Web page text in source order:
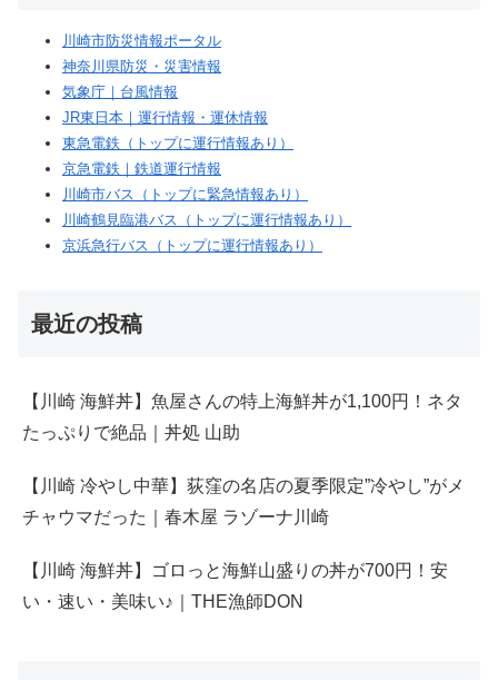
川崎市防災情報ポータル
神奈川県防災・災害情報
気象庁｜台風情報
JR東日本｜運行情報・運休情報
東急電鉄（トップに運行情報あり）
京急電鉄｜鉄道運行情報
川崎市バス（トップに緊急情報あり）
川崎鶴見臨港バス（トップに運行情報あり）
京浜急行バス（トップに運行情報あり）
最近の投稿
【川崎 海鮮丼】魚屋さんの特上海鮮丼が1,100円！ネタ
たっぷりで絶品｜丼処 山助
【川崎 冷やし中華】荻窪の名店の夏季限定”冷やし”がメ
チャウマだった｜春木屋 ラゾーナ川崎
【川崎 海鮮丼】ゴロっと海鮮山盛りの丼が700円！安
い・速い・美味い♪｜THE漁師DON